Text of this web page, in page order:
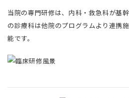
当院の専門研修は、内科・救急科が基
の診療科は他院のプログラムより連携
能です。